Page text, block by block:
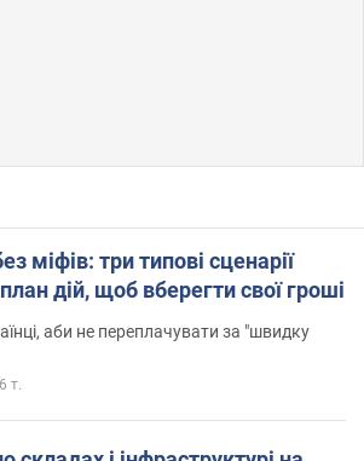
міфів: три типові сценарії
дій, щоб вберегти свої гроші
аби не переплачувати за "швидку
т.